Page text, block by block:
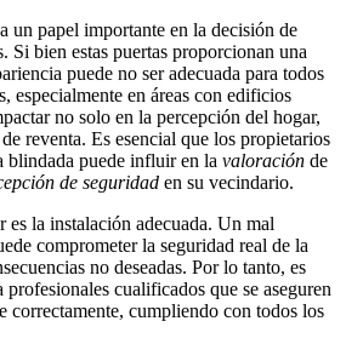
un papel importante en la decisión de
Si bien estas puertas proporcionan una
puede no ser adecuada para todos
especialmente en áreas con edificios
no solo en la percepción del hogar,
reventa. Es esencial que los propietarios
blindada puede influir en la valoración de
de seguridad en su vecindario.
es la instalación adecuada. Un mal
comprometer la seguridad real de la
no deseadas. Por lo tanto, es
profesionales cualificados que se aseguren
correctamente, cumpliendo con todos los